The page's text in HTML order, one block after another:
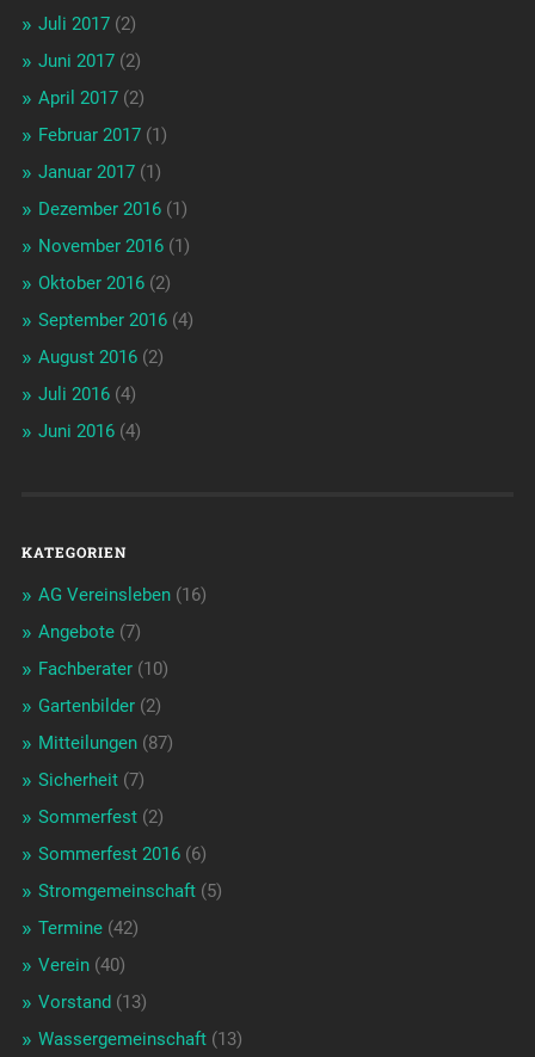
Juli 2017(2)
Juni 2017(2)
April 2017(2)
Februar 2017(1)
Januar 2017(1)
Dezember 2016(1)
November 2016(1)
Oktober 2016(2)
September 2016(4)
August 2016(2)
Juli 2016(4)
Juni 2016(4)
KATEGORIEN
AG Vereinsleben(16)
Angebote(7)
Fachberater(10)
Gartenbilder(2)
Mitteilungen(87)
Sicherheit(7)
Sommerfest(2)
Sommerfest 2016(6)
Stromgemeinschaft(5)
Termine(42)
Verein(40)
Vorstand (13)
Wassergemeinschaft(13)